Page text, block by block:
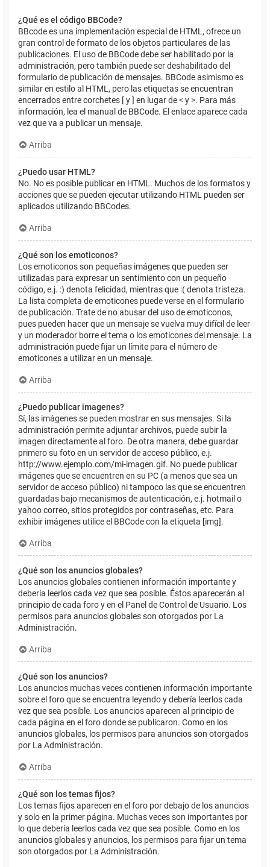
¿Qué es el código BBCode?
BBcode es una implementación especial de HTML, ofrece un
gran control de formato de los objetos particulares de las
publicaciones. El uso de BBCode debe ser habilitado por la
administración, pero también puede ser deshabilitado del
formulario de publicación de mensajes. BBCode asimismo es
similar en estilo al HTML, pero las etiquetas se encuentran
encerrados entre corchetes [ y ] en lugar de < y >. Para más
información, lea el manual de BBCode. El enlace aparece cada
vez que va a publicar un mensaje.
Arriba
¿Puedo usar HTML?
No. No es posible publicar en HTML. Muchos de los formatos y
acciones que se pueden ejecutar utilizando HTML pueden ser
aplicados utilizando BBCodes.
Arriba
¿Qué son los emoticonos?
Los emoticonos son pequeñas imágenes que pueden ser
utilizadas para expresar un sentimiento con un pequeño
código, e.j. :) denota felicidad, mientras que :( denota tristeza.
La lista completa de emoticones puede verse en el formulario
de publicación. Trate de no abusar del uso de emoticonos,
pues pueden hacer que un mensaje se vuelva muy difícil de leer
y un moderador borre el tema o los emoticones del mensaje. La
administración puede fijar un límite para el número de
emoticones a utilizar en un mensaje.
Arriba
¿Puedo publicar imagenes?
Sí, las imágenes se pueden mostrar en sus mensajes. Si la
administración permite adjuntar archivos, puede subir la
imagen directamente al foro. De otra manera, debe guardar
primero su foto en un servidor de acceso público, e.j.
http://www.ejemplo.com/mi-imagen.gif. No puede publicar
imágenes que se encuentren en su PC (a menos que sea un
servidor de acceso público) ni tampoco las que se encuentren
guardadas bajo mecanismos de autenticación, e.j. hotmail o
yahoo correo, sitios protegidos por contraseñas, etc. Para
exhibir imágenes utilice el BBCode con la etiqueta [img].
Arriba
¿Qué son los anuncios globales?
Los anuncios globales contienen información importante y
debería leerlos cada vez que sea posible. Éstos aparecerán al
principio de cada foro y en el Panel de Control de Usuario. Los
permisos para anuncios globales son otorgados por La
Administración.
Arriba
¿Qué son los anuncios?
Los anuncios muchas veces contienen información importante
sobre el foro que se encuentra leyendo y debería leerlos cada
vez que sea posible. Los anuncios aparecen al principio de
cada página en el foro donde se publicaron. Como en los
anuncios globales, los permisos para anuncios son otorgados
por La Administración.
Arriba
¿Qué son los temas fijos?
Los temas fijos aparecen en el foro por debajo de los anuncios
y solo en la primer página. Muchas veces son importantes por
lo que debería leerlos cada vez que sea posible. Como en los
anuncios globales y anuncios, los permisos para fijar un tema
son otorgados por La Administración.